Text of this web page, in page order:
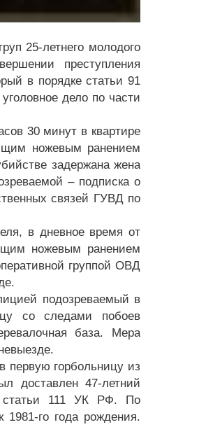
25-летнего молодого
преступления
в порядке статьи 91
дело по части
30 минут в квартире
ножевым ранением
задержана жена
– подписка о
связей ГУВД по
в дневное время от
ножевым ранением
группой ОВД
подозреваемый в
со следами побоев
база. Мера
первую горбольницу из
доставлен 47-летний
статьи 111 УК РФ. По
го года рождения.